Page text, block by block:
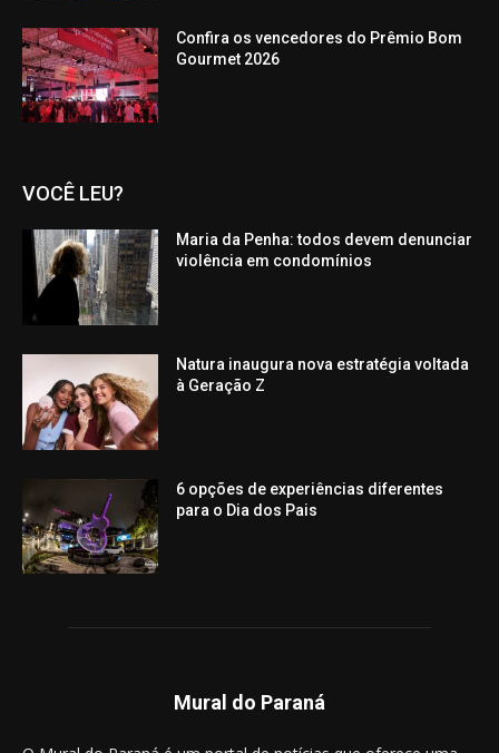
Confira os vencedores do Prêmio Bom
Gourmet 2026
VOCÊ LEU?
Maria da Penha: todos devem denunciar
violência em condomínios
Natura inaugura nova estratégia voltada
à Geração Z
6 opções de experiências diferentes
para o Dia dos Pais
Mural do Paraná